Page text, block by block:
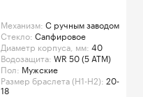
Механизм: C ручным заводом
Стекло: Сапфировое
Диаметр корпуса, мм: 40
Водозащита: WR 50 (5 ATM)
Пол: Мужские
Размер браслета (H1-H2): 20-
18